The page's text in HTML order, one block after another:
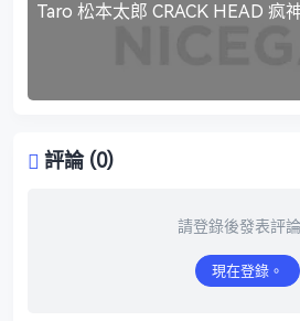
Taro 松本太郎 CRACK HEAD 疯
評論 (0)
請登錄後發表評論
現在登錄。